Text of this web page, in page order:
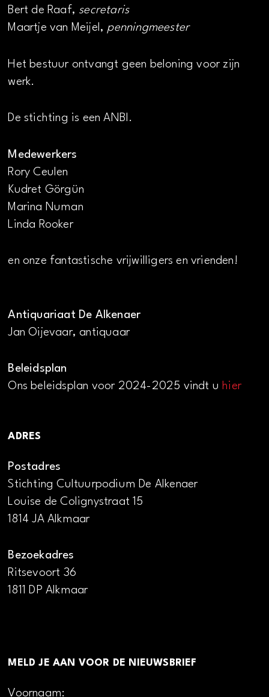
Bert de Raaf, secretaris
Maartje van Meijel, penningmeester
Het bestuur ontvangt geen beloning voor zijn
werk.
De stichting is een ANBI.
Medewerkers
Rory Ceulen
Kudret Görgün
Marina Numan
Linda Rooker
en onze fantastische vrijwilligers en vrienden!
Antiquariaat De Alkenaer
Jan Oijevaar, antiquaar
Beleidsplan
Ons beleidsplan voor 2024-2025 vindt uhier
ADRES
Postadres
Stichting Cultuurpodium De Alkenaer
Louise de Colignystraat 15
1814 JA Alkmaar
Bezoekadres
Ritsevoort 36
1811 DP Alkmaar
MELD JE AAN VOOR DE NIEUWSBRIEF
Voornaam: